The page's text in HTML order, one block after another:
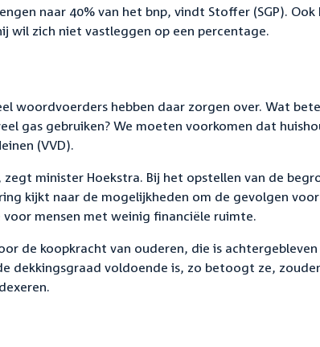
naar 40% van het bnp, vindt Stoffer (SGP). Ook
wil zich niet vastleggen op een percentage.
woordvoerders hebben daar zorgen over. Wat
gas gebruiken? We moeten voorkomen dat
(VVD).
minister Hoekstra. Bij het opstellen van de
kijkt naar de mogelijkheden om de gevolgen
mensen met weinig financiële ruimte.
de koopkracht van ouderen, die is
dekkingsgraad voldoende is, zo betoogt ze,